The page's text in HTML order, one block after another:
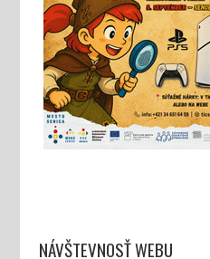
NÁVŠTEVNOSŤ WEBU